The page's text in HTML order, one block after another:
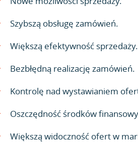
Szybszą obsługę zamówień.
Większą efektywność sprzedaży.
Bezbłędną realizację zamówień.
Kontrolę nad wystawianiem
Oszczędność środków
Większą widoczność ofert w